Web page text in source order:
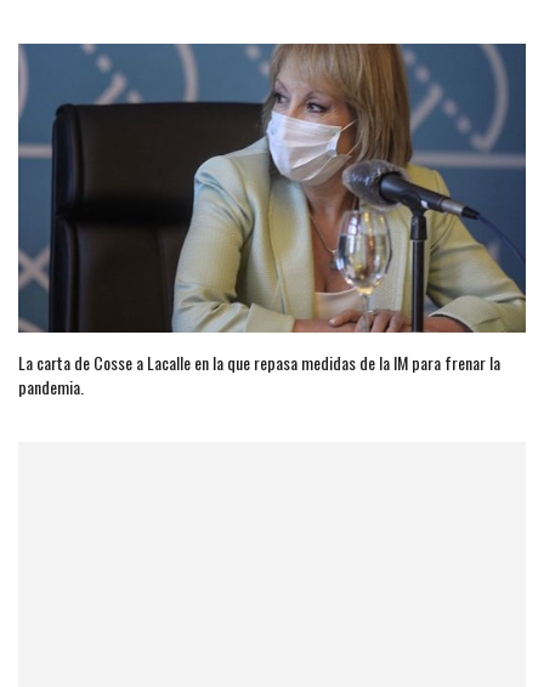
La carta de Cosse a Lacalle en la que repasa medidas de la IM para frenar la
pandemia.